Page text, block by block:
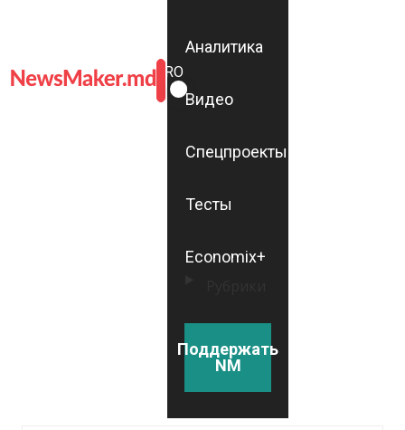
ROMÂNĂ
RU
Аналитика
Видео
Спецпроекты
Тесты
Economix+
Поддержать
NM